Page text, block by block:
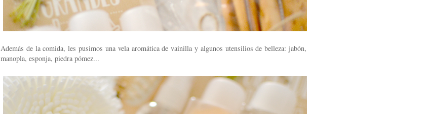
Además de la comida, les pusimos una vela aromática de vainilla y algunos utensilios de belleza: jabón,
manopla, esponja, piedra pómez...